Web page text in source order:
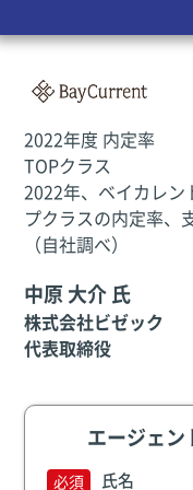
2022年度 内定率
TOPクラス
2022年、ベイカレン
プクラスの内定率、
（自社調べ）
中原 大介 氏
株式会社ビゼック
代表取締役
エージェン
氏名